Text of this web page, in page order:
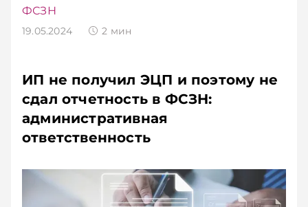
ФСЗН
19.05.2024 2 мин
ИП не получил ЭЦП и поэтому не
сдал отчетность в ФСЗН:
административная
ответственность